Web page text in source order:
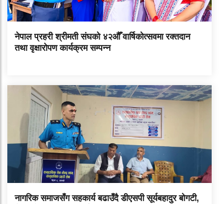
नेपाल प्रहरी श्रीमती संघको ४२औँ वार्षिकोत्सवमा रक्तदान
तथा वृक्षारोपण कार्यक्रम सम्पन्न
नागरिक समाजसँग सहकार्य बढाउँदै डीएसपी सूर्यबहादुर बोगटी,